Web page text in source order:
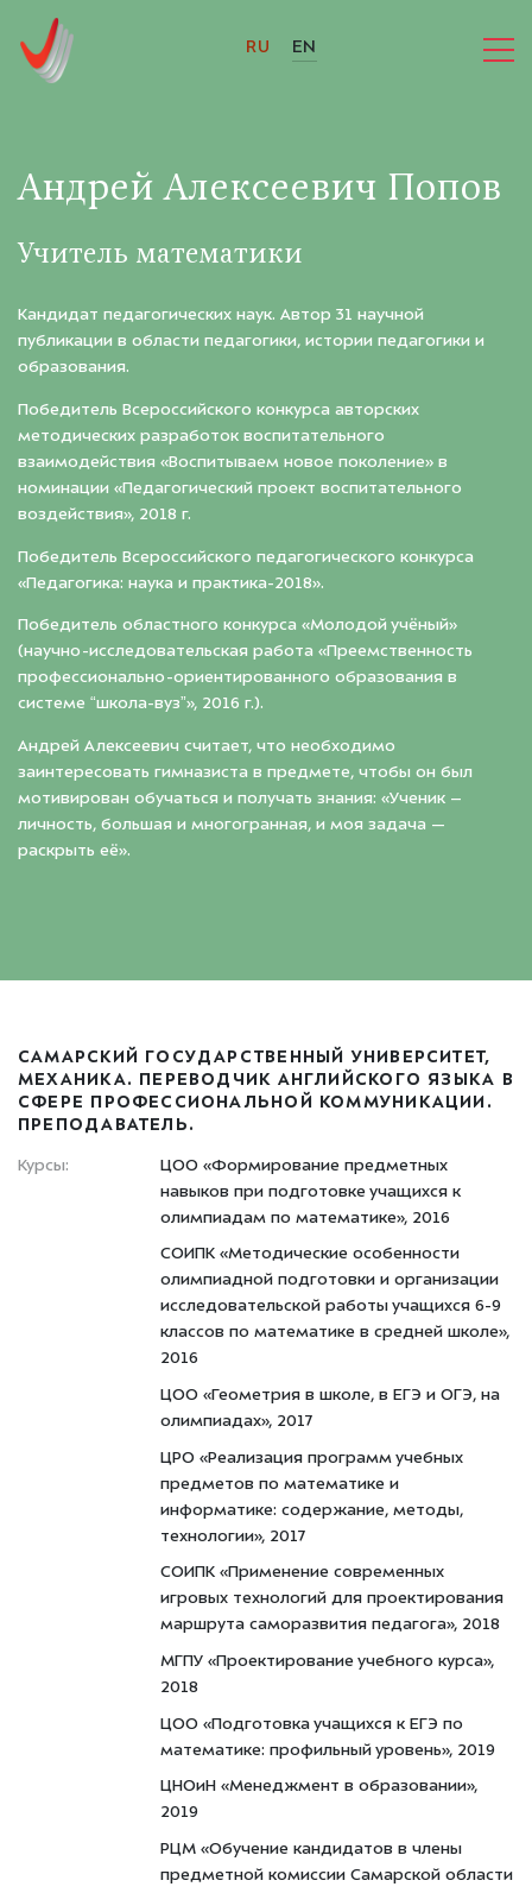
RU EN
Андрей Алексеевич Попов
Учитель математики
Кандидат педагогических наук. Автор 31 научной
публикации в области педагогики, истории педагогики и
образования.
Победитель Всероссийского конкурса авторских
методических разработок воспитательного
взаимодействия «Воспитываем новое поколение» в
номинации «Педагогический проект воспитательного
воздействия», 2018 г.
Победитель Всероссийского педагогического конкурса
«Педагогика: наука и практика-2018».
Победитель областного конкурса «Молодой учёный»
(научно-исследовательская работа «Преемственность
профессионально-ориентированного образования в
системе “школа-вуз”», 2016 г.).
Андрей Алексеевич считает, что необходимо
заинтересовать гимназиста в предмете, чтобы он был
мотивирован обучаться и получать знания: «Ученик –
личность, большая и многогранная, и моя задача —
раскрыть её».
САМАРСКИЙ ГОСУДАРСТВЕННЫЙ УНИВЕРСИТЕТ,
МЕХАНИКА. ПЕРЕВОДЧИК АНГЛИЙСКОГО ЯЗЫКА В
СФЕРЕ ПРОФЕССИОНАЛЬНОЙ КОММУНИКАЦИИ.
ПРЕПОДАВАТЕЛЬ.
Курсы:
ЦОО «Формирование предметных
навыков при подготовке учащихся к
олимпиадам по математике», 2016
СОИПК «Методические особенности
олимпиадной подготовки и организации
исследовательской работы учащихся 6-9
классов по математике в средней школе»,
2016
ЦОО «Геометрия в школе, в ЕГЭ и ОГЭ, на
олимпиадах», 2017
ЦРО «Реализация программ учебных
предметов по математике и
информатике: содержание, методы,
технологии», 2017
СОИПК «Применение современных
игровых технологий для проектирования
маршрута саморазвития педагога», 2018
МГПУ «Проектирование учебного курса»,
2018
ЦОО «Подготовка учащихся к ЕГЭ по
математике: профильный уровень», 2019
ЦНОиН «Менеджмент в образовании»,
2019
РЦМ «Обучение кандидатов в члены
предметной комиссии Самарской области